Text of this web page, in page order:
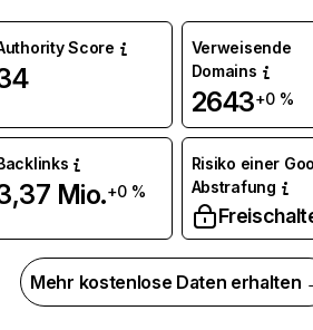
Score
Verweisende
Domains
2643+0 %
Mio.+0 %
Risiko einer
Abstrafung
Mehr kostenlose Daten erhalten